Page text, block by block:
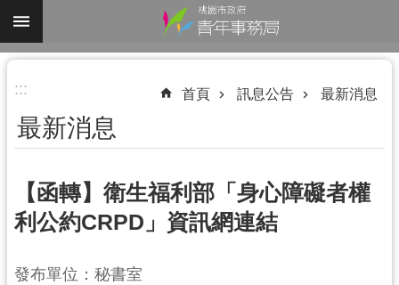
跳到主要內容區塊
進
搜
尋
認
我
::: 首頁 訊息公告 最新消息
最新消息
【函轉】衛生福利部「身心障礙者權
利公約CRPD」資訊網連結
發布單位：秘書室